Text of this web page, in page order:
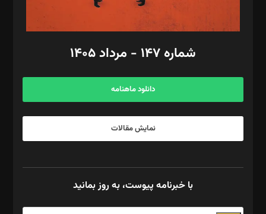
مد‌یر توسعه تجاری: کامبیز برید‌
امور مالی: شاپور رهبری، محمد‌ کاظمی‌نیا
آگهی و مشترکین: ۰۹۱۹۹۹۹۰۴۵۴
شماره ۱۴۷ - مرداد ۱۴۰۵
دانلود ماهنامه
نمایش مقالات
با خبرنامه پیوست، به روز بمانید